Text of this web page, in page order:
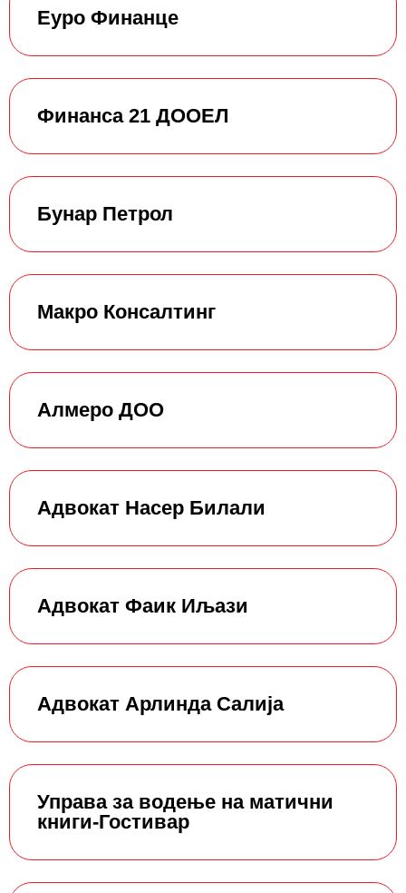
Еуро Финанце
Финансa 21 ДООЕЛ
Бунар Петрол
Макро Консалтинг
Алмеро ДОО
Адвокат Насер Билали
Адвокат Фаик Иљази
Адвокат Арлинда Салија
Управа за водење на матични
книги-Гостивар